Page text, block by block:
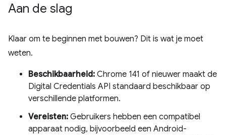
Aan de slag
Klaar om te beginnen met bouwen? Dit is wat je moet
weten.
Beschikbaarheid: Chrome 141 of nieuwer maakt de
Digital Credentials API standaard beschikbaar op
verschillende platformen.
Vereisten: Gebruikers hebben een compatibel
apparaat nodig, bijvoorbeeld een Android-